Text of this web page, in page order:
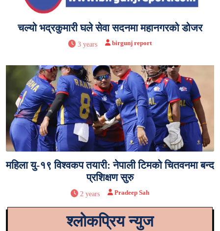
चल्यो भद्रकुमारी घले सेवा सदनमा महानगरको डोजर
3 years birgunj report
महिला यु-१९ विश्वकप तयारी: नेपाली टिमको चितवनमा बन्द
प्रशिक्षण सुरु
2 years Pradeep Sah
श्लोकप्रिय न्युज